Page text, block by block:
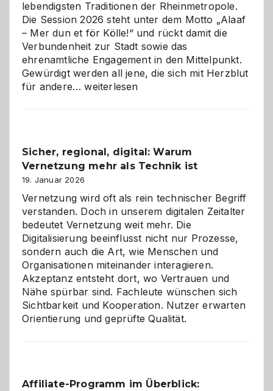
lebendigsten Traditionen der Rheinmetropole.
Die Session 2026 steht unter dem Motto „Alaaf
– Mer dun et för Kölle!“ und rückt damit die
Verbundenheit zur Stadt sowie das
ehrenamtliche Engagement in den Mittelpunkt.
Gewürdigt werden all jene, die sich mit Herzblut
für andere…Kölner
ein
dreifaches
Alaaf!
weiterlesen
Sicher, regional, digital: Warum
Vernetzung mehr als Technik ist
19. Januar 2026
Vernetzung wird oft als rein technischer Begriff
verstanden. Doch in unserem digitalen Zeitalter
bedeutet Vernetzung weit mehr. Die
Digitalisierung beeinflusst nicht nur Prozesse,
sondern auch die Art, wie Menschen und
Organisationen miteinander interagieren.
Akzeptanz entsteht dort, wo Vertrauen und
Nähe spürbar sind. Fachleute wünschen sich
Sichtbarkeit und Kooperation. Nutzer erwarten
Orientierung und geprüfte Qualität.
Affiliate-Programm im Überblick: